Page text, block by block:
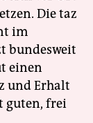
Die taz
im
bundesweit
einen
und Erhalt
guten, frei